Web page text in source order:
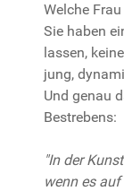
Welche
Sie haben
lassen,
jung,
Und genau
Bestrebens:
"In der
wenn es